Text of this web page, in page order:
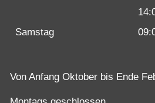
Samstag
Von Anfang Oktober bis Ende